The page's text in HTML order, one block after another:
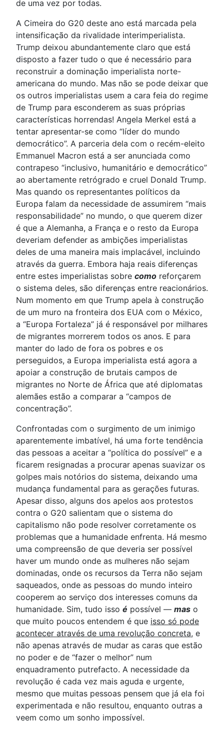
de uma vez por todas.
A Cimeira do G20 deste ano está marcada pela
intensificação da rivalidade interimperialista.
Trump deixou abundantemente claro que está
disposto a fazer tudo o que é necessário para
reconstruir a dominação imperialista norte-
americana do mundo. Mas não se pode deixar que
os outros imperialistas usem a cara feia do regime
de Trump para esconderem as suas próprias
características horrendas! Angela Merkel está a
tentar apresentar-se como “líder do mundo
democrático”. A parceria dela com o recém-eleito
Emmanuel Macron está a ser anunciada como
contrapeso “inclusivo, humanitário e democrático”
ao abertamente retrógrado e cruel Donald Trump.
Mas quando os representantes políticos da
Europa falam da necessidade de assumirem “mais
responsabilidade” no mundo, o que querem dizer
é que a Alemanha, a França e o resto da Europa
deveriam defender as ambições imperialistas
deles de uma maneira mais implacável, incluindo
através da guerra. Embora haja reais diferenças
entre estes imperialistas sobre como reforçarem
o sistema deles, são diferenças entre reacionários.
Num momento em que Trump apela à construção
de um muro na fronteira dos EUA com o México,
a “Europa Fortaleza” já é responsável por milhares
de migrantes morrerem todos os anos. E para
manter do lado de fora os pobres e os
perseguidos, a Europa imperialista está agora a
apoiar a construção de brutais campos de
migrantes no Norte de África que até diplomatas
alemães estão a comparar a “campos de
concentração”.
Confrontadas com o surgimento de um inimigo
aparentemente imbatível, há uma forte tendência
das pessoas a aceitar a “política do possível” e a
ficarem resignadas a procurar apenas suavizar os
golpes mais notórios do sistema, deixando uma
mudança fundamental para as gerações futuras.
Apesar disso, alguns dos apelos aos protestos
contra o G20 salientam que o sistema do
capitalismo não pode resolver corretamente os
problemas que a humanidade enfrenta. Há mesmo
uma compreensão de que deveria ser possível
haver um mundo onde as mulheres não sejam
dominadas, onde os recursos da Terra não sejam
saqueados, onde as pessoas do mundo inteiro
cooperem ao serviço dos interesses comuns da
humanidade. Sim, tudo isso é possível — mas o
que muito poucos entendem é que isso só pode
acontecer através de uma revolução concreta, e
não apenas através de mudar as caras que estão
no poder e de “fazer o melhor” num
enquadramento putrefacto. A necessidade da
revolução é cada vez mais aguda e urgente,
mesmo que muitas pessoas pensem que já ela foi
experimentada e não resultou, enquanto outras a
veem como um sonho impossível.